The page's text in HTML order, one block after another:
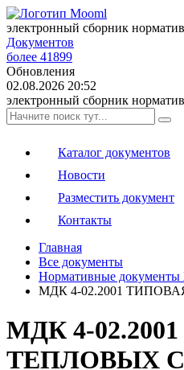
электронный сборник
Документов
более 41899
Обновления
02.08.2026 20:52
электронный сборник
Каталог документов
Новости
Разместить документ
Контакты
Главная
Все документы
Нормативные
МДК 4-02.2001
МДК 4-
ТЕПЛОВЫХ